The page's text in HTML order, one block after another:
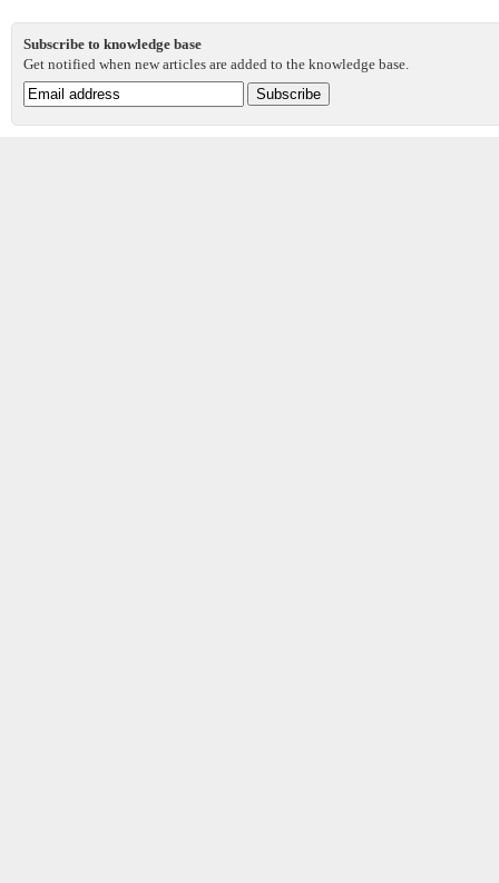
Subscribe to knowledge base
Get notified when new articles are added to the knowledge base.